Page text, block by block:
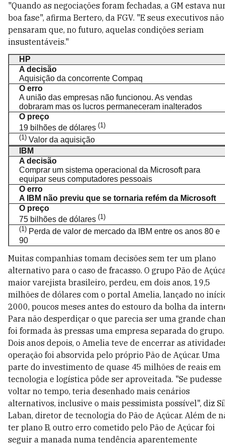
"Quando as negociações foram fechadas, a GM estava
boa fase", afirma Bertero, da FGV. "E seus executivos não
pensaram que, no futuro, aquelas condições seriam
insustentáveis."
HP
A decisão
Aquisição da concorrente Compaq
O erro
A união das empresas não funcionou. As vendas
dobraram mas os lucros permaneceram inalterados
O preço
19 bilhões de dólares (1)
(1) Valor da aquisição
IBM
A decisão
Comprar um sistema operacional da Microsoft para
equipar seus computadores pessoais
O erro
A IBM não previu que se tornaria refém da Microsoft
O preço
75 bilhões de dólares (1)
(1) Perda de valor de mercado da IBM entre os anos 80 e
90
Muitas companhias tomam decisões sem ter um plano
alternativo para o caso de fracasso. O grupo Pão de
maior varejista brasileiro, perdeu, em dois anos, 19,5
milhões de dólares com o portal Amelia, lançado no
2000, poucos meses antes do estouro da bolha da
Para não desperdiçar o que parecia ser uma grande
foi formada às pressas uma empresa separada do grupo.
Dois anos depois, o Amelia teve de encerrar as
operação foi absorvida pelo próprio Pão de Açúcar. Uma
parte do investimento de quase 45 milhões de reais em
tecnologia e logística pôde ser aproveitada. "Se pudesse
voltar no tempo, teria desenhado mais cenários
alternativos, inclusive o mais pessimista possível", diz
Laban, diretor de tecnologia do Pão de Açúcar. Além de
ter plano B, outro erro cometido pelo Pão de Açúcar foi
seguir a manada numa tendência aparentemente